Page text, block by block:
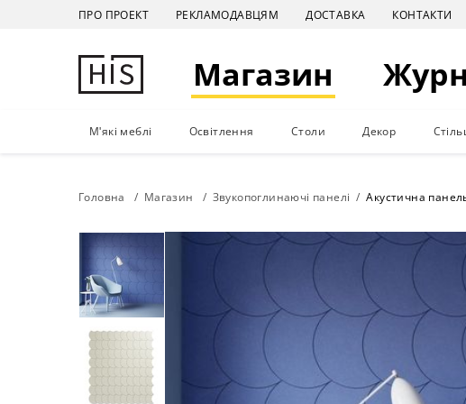
ПРО ПРОЕКТ РЕКЛАМОДАВЦЯМ ДОСТАВКА КОНТАКТИ
Магазин
М'які меблі Освітлення Столи Декор
Головна Магазин Звукопоглинаючі панелі Акустична